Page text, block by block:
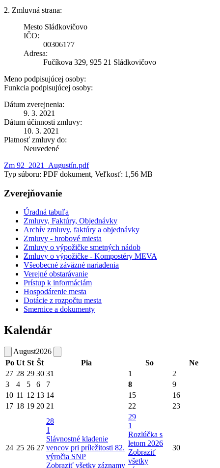
2. Zmluvná strana:
Mesto Sládkovičovo
IČO:
00306177
Adresa:
Fučíkova 329, 925 21 Sládkovičovo
Meno podpisujúcej osoby:
Funkcia podpisujúcej osoby:
Dátum zverejnenia:
9. 3. 2021
Dátum účinnosti zmluvy:
10. 3. 2021
Platnosť zmluvy do:
Neuvedené
Zm 92_2021_Augustín.pdf
Typ súboru: PDF dokument, Veľkosť: 1,56 MB
Zverejňovanie
Úradná tabuľa
Zmluvy, Faktúry, Objednávky
Archív zmluvy, faktúry a objednávky
Zmluvy - hrobové miesta
Zmluvy o výpožičke smetných nádob
Zmluvy o výpožičke - Kompostéry MEVA
Všeobecné záväzné nariadenia
Verejné obstarávanie
Prístup k informáciám
Hospodárenie mesta
Dotácie z rozpočtu mesta
Smernice a dokumenty
Kalendár
August2026
Po Ut St Št Pia So
Ne
27 28 29 30 31 1
2
3
4 5 6 7 8
9
10 11 12 13 14 15
16
17 18 19 20 21 22 23
24 25 26 27
28
1
Slávnostné kladenie
vencov pri príležitosti 82.
výročia SNP
Zobraziť všetky záznamy
29
1
Rozlúčka s
letom 2026
Zobraziť
všetky
30